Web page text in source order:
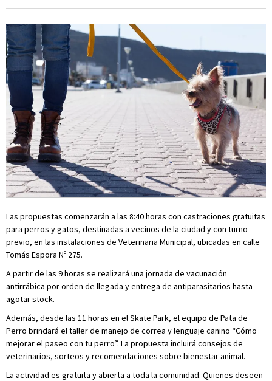
Las propuestas comenzarán a las 8:40 horas con castraciones gratuitas
para perros y gatos, destinadas a vecinos de la ciudad y con turno
previo, en las instalaciones de Veterinaria Municipal, ubicadas en calle
Tomás Espora Nº 275.
A partir de las 9 horas se realizará una jornada de vacunación
antirrábica por orden de llegada y entrega de antiparasitarios hasta
agotar stock.
Además, desde las 11 horas en el Skate Park, el equipo de Pata de
Perro brindará el taller de manejo de correa y lenguaje canino “Cómo
mejorar el paseo con tu perro”. La propuesta incluirá consejos de
veterinarios, sorteos y recomendaciones sobre bienestar animal.
La actividad es gratuita y abierta a toda la comunidad. Quienes deseen